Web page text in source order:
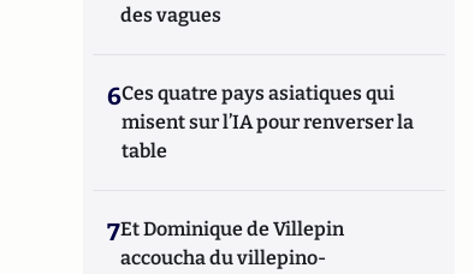
des vagues
6Ces quatre pays asiatiques qui
misent sur l’IA pour renverser la
table
7Et Dominique de Villepin
accoucha du villepino-